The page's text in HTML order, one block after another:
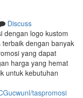
Discuss
dengan logo kustom
dengan banyak
yang dapat
harga yang hemat
untuk kebutuhan
taspromosi